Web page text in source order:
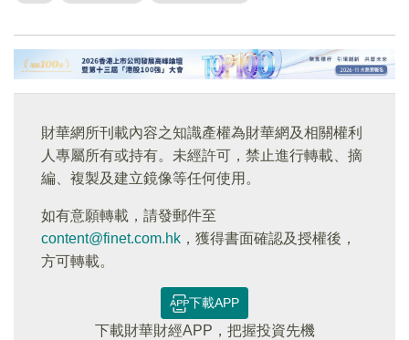
財華網所刊載內容之知識產權為財華網及相關權利
人專屬所有或持有。未經許可，禁止進行轉載、摘
編、複製及建立鏡像等任何使用。
如有意願轉載，請發郵件至
content@finet.com.hk ，獲得書面確認及授權後，
方可轉載。
下載APP
下載財華財經APP，把握投資先機